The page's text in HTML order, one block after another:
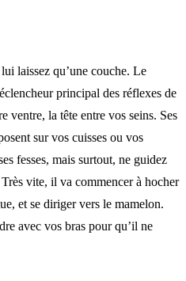
laissez qu’une couche. Le
principal des réflexes de
ventre, la tête entre vos seins. Ses
sur vos cuisses ou vos
fesses, mais surtout, ne guidez
vite, il va commencer à hocher
et se diriger vers le mamelon.
avec vos bras pour qu’il ne